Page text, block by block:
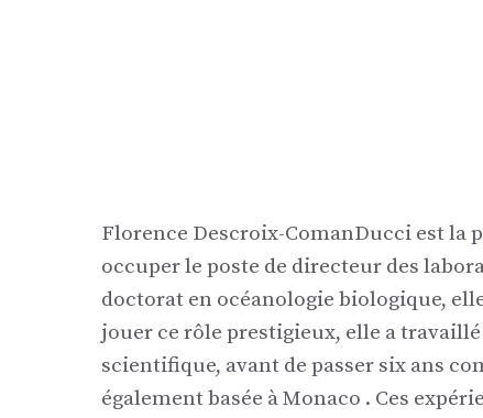
Florence Descroix-ComanDucci est la
occuper le poste de directeur des
doctorat en océanologie biologique,
jouer ce rôle prestigieux, elle a
scientifique, avant de passer six ans
également basée à Monaco . Ces